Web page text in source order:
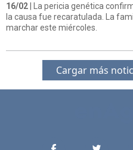
16/02 | La pericia genética
la causa fue recaratulada. La
marchar este miércoles.
Cargar más